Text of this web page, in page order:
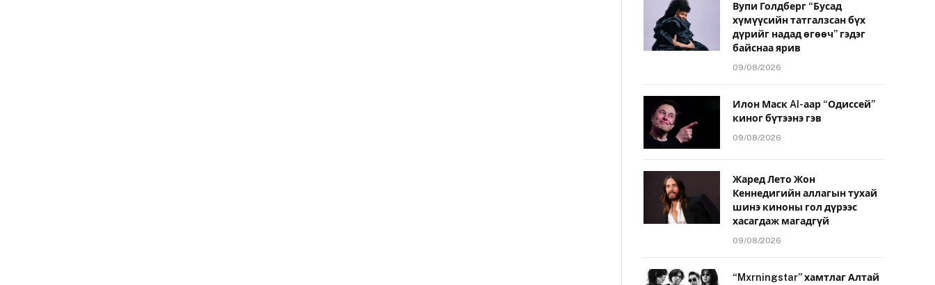
Вупи Голдберг “Бусад
хүмүүсийн татгалзсан бүх
дүрийг надад өгөөч” гэдэг
байснаа ярив
09/08/2026
Илон Маск AI-аар “Одиссей”
киног бүтээнэ гэв
09/08/2026
Жаред Лето Жон
Кеннедигийн аллагын тухай
шинэ киноны гол дүрээс
хасагдаж магадгүй
09/08/2026
“Mxrningstar” хамтлаг Алтай